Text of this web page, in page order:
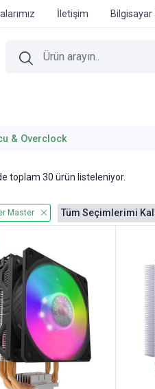
İletişim
& Overclock
toplam 30 ürün listeleniyor.
Master Tüm Seçimlerimi